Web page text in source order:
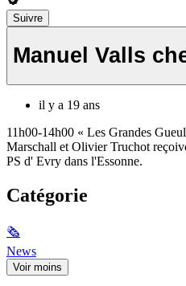
Suivre
Manuel Valls
il y a 19 ans
11h00-14h00 « Les Grandes
Marschall et Olivier Truchot
PS d' Evry dans l'Essonne.
Catégorie
🗞
News
Voir moins